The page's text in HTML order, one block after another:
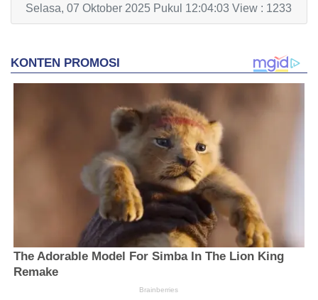
Selasa, 07 Oktober 2025 Pukul 12:04:03 View : 1233